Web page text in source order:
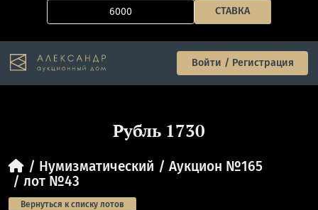
СТАВКА
Войти / Регистрация
Рубль 1730
Нумизматический
Аукцион №165
лот №43
Вернуться к списку лотов